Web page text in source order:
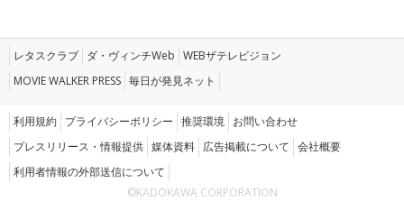
レタスクラブ ダ・ヴィンチWeb WEBザテレビジョン
MOVIE WALKER PRESS 毎日が発見ネット
利用規約 プライバシーポリシー 推奨環境 お問い合わせ
プレスリリース・情報提供 媒体資料 広告掲載について 会社概要
利用者情報の外部送信について
©KADOKAWA CORPORATION